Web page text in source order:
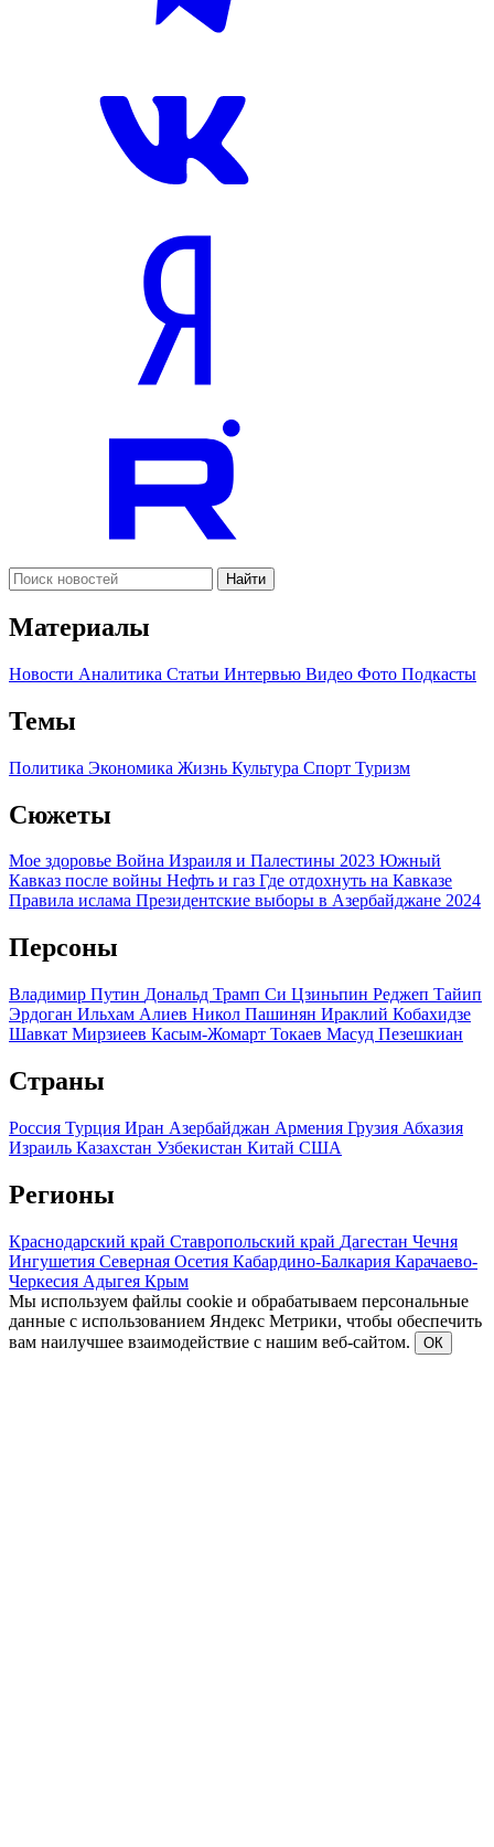
Найти
Материалы
Новости Аналитика Статьи Интервью Видео Фото Подкасты
Темы
Политика Экономика Жизнь Культура Спорт Туризм
Сюжеты
Мое здоровье Война Израиля и Палестины 2023 Южный
Кавказ после войны Нефть и газ Где отдохнуть на Кавказе
Правила ислама Президентские выборы в Азербайджане 2024
Персоны
Владимир Путин Дональд Трамп Си Цзиньпин Реджеп Тайип
Эрдоган Ильхам Алиев Никол Пашинян Ираклий Кобахидзе
Шавкат Мирзиеев Касым-Жомарт Токаев Масуд Пезешкиан
Страны
Россия Турция Иран Азербайджан Армения Грузия Абхазия
Израиль Казахстан Узбекистан Китай США
Регионы
Краснодарский край Ставропольский край Дагестан Чечня
Ингушетия Северная Осетия Кабардино-Балкария Карачаево-
Черкесия Адыгея Крым
Мы используем файлы cookie и обрабатываем персональные
данные с использованием Яндекс Метрики, чтобы обеспечить
вам наилучшее взаимодействие с нашим веб-сайтом.
ОК